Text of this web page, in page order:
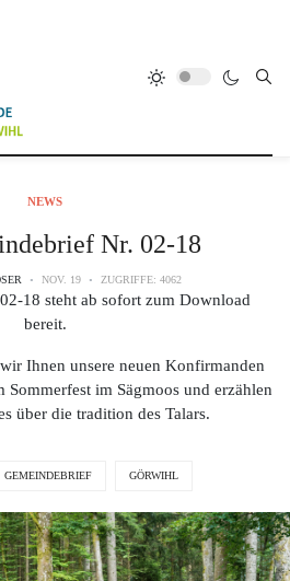
NEWS
Nr. 02-18
NOV. 19 ZUGRIFFE: 4062
18 steht ab sofort zum Download
bereit.
Ihnen unsere neuen Konfirmanden
Sommerfest im Sägmoos und erzählen
über die tradition des Talars.
GEMEINDEBRIEF GÖRWIHL